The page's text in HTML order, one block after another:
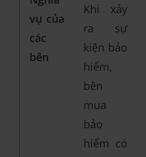
vụ của
các
bên
Khi xảy
ra sự
kiện bảo
hiểm,
bên
mua
bảo
hiểm có